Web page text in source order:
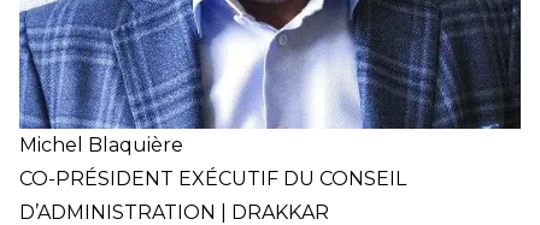
Michel Blaquière
CO-PRÉSIDENT EXÉCUTIF DU CONSEIL
D’ADMINISTRATION | DRAKKAR